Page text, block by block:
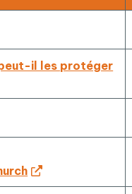
il les protéger